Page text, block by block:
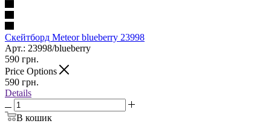
Скейтборд Meteor blueberry 23998
Арт.: 23998/blueberry
590 грн.
Price Options
590 грн.
Details
В кошик